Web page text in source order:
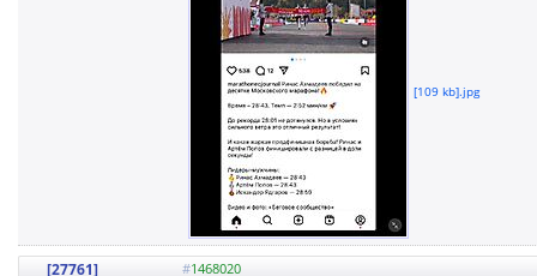
[109 kb].jpg
[27761] #1468020